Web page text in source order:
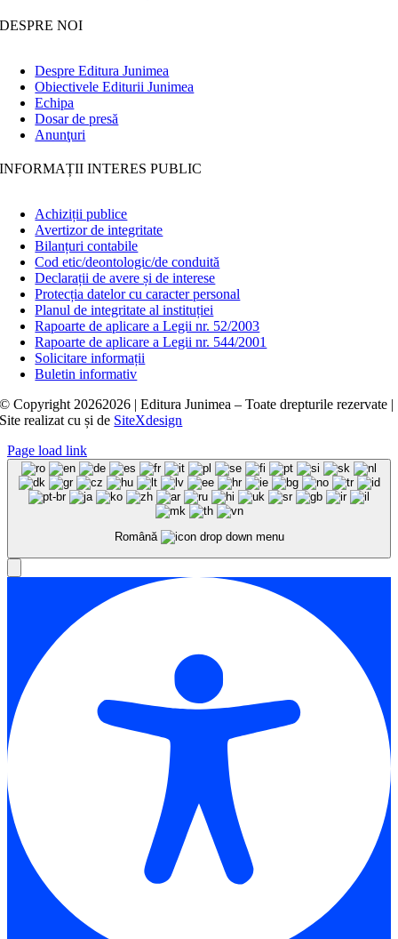
DESPRE NOI
Despre Editura Junimea
Obiectivele Editurii Junimea
Echipa
Dosar de presă
Anunţuri
INFORMAȚII INTERES PUBLIC
Achiziții publice
Avertizor de integritate
Bilanțuri contabile
Cod etic/deontologic/de conduită
Declarații de avere și de interese
Protecția datelor cu caracter personal
Planul de integritate al instituției
Rapoarte de aplicare a Legii nr. 52/2003
Rapoarte de aplicare a Legii nr. 544/2001
Solicitare informații
Buletin informativ
© Copyright 20262026 | Editura Junimea – Toate drepturile rezervate |
Site realizat cușide SiteXdesign
Page load link
Română